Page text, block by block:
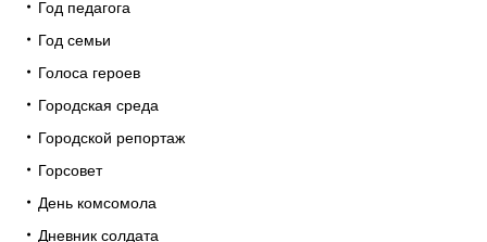
Год педагога
Год семьи
Голоса героев
Городская среда
Городской репортаж
Горсовет
День комсомола
Дневник солдата